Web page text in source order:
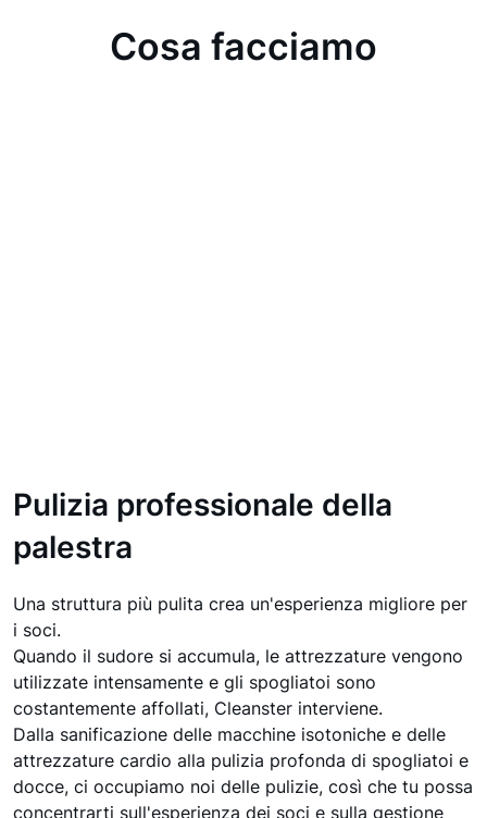
Cosa facciamo
Pulizia professionale della
palestra
Una struttura più pulita crea un'esperienza migliore per
i soci.
Quando il sudore si accumula, le attrezzature vengono
utilizzate intensamente e gli spogliatoi sono
costantemente affollati, Cleanster interviene.
Dalla sanificazione delle macchine isotoniche e delle
attrezzature cardio alla pulizia profonda di spogliatoi e
docce, ci occupiamo noi delle pulizie, così che tu possa
concentrarti sull'esperienza dei soci e sulla gestione